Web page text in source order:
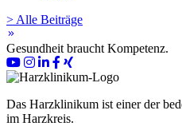
> Alle Beiträge
keyboard_double_arrow_right
Gesundheit braucht Kompetenz.
Das Harzklinikum ist einer der
im Harzkreis.